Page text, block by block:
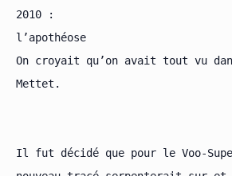
2010 :
l’apothéose
On croyait qu’on avait tout vu
Mettet.
Il fut décidé que pour le Voo-